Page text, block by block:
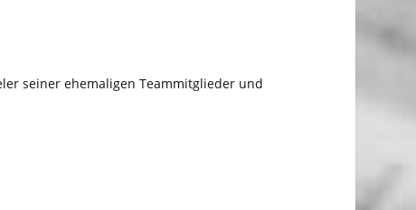
seiner ehemaligen Teammitglieder und